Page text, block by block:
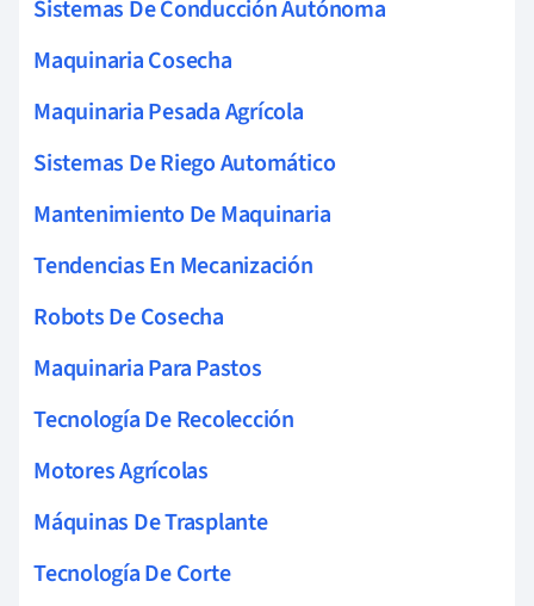
Sistemas De Conducción Autónoma
Maquinaria Cosecha
Maquinaria Pesada Agrícola
Sistemas De Riego Automático
Mantenimiento De Maquinaria
Tendencias En Mecanización
Robots De Cosecha
Maquinaria Para Pastos
Tecnología De Recolección
Motores Agrícolas
Máquinas De Trasplante
Tecnología De Corte